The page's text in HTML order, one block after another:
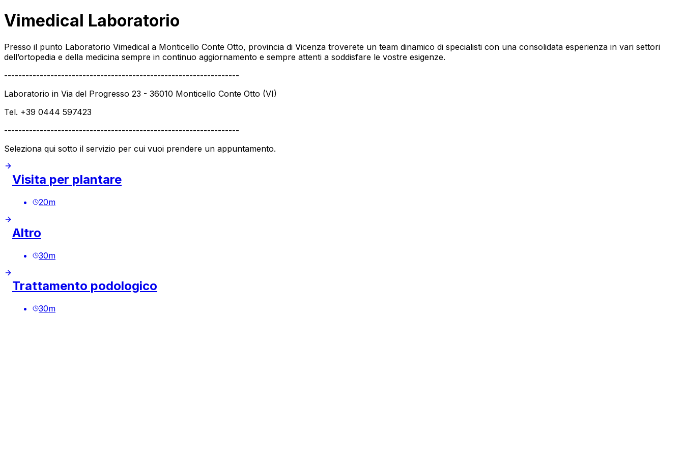
Vimedical Laboratorio
Presso il punto Laboratorio Vimedical a Monticello Conte Otto, provincia di Vicenza troverete un team dinamico di specialisti con una consolidata esperienza in vari settori
dell’ortopedia e della medicina sempre in continuo aggiornamento e sempre attenti a soddisfare le vostre esigenze.
------------------------------------------------------------------
Laboratorio in Via del Progresso 23 - 36010 Monticello Conte Otto (VI)
Tel. +39 0444 597423
------------------------------------------------------------------
Seleziona qui sotto il servizio per cui vuoi prendere un appuntamento.
Visita per plantare
20m
Altro
30m
Trattamento podologico
30m